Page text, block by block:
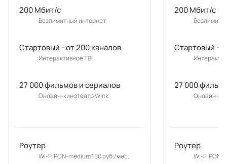
200 Мбит/с
Безлимитный интернет
Стартовый - от 200 каналов
Интерактивное ТВ
27 000 фильмов и сериалов
Онлайн-кинотеатр Wink
Роутер
Wi-Fi PON-medium 150 руб./мес.
200 Мбит/с
Стартовый -
27 000
Онлайн-
Роутер
Wi-Fi PON-